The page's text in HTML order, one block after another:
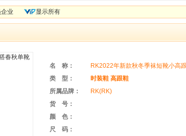
业 显示所有
名 称：
RK2022年新款秋冬季袜短靴小高
VIP会员
类 型： 时装鞋 高跟鞋
所属品牌：
RK(RK)
货 号：
颜 色：
尺 码：